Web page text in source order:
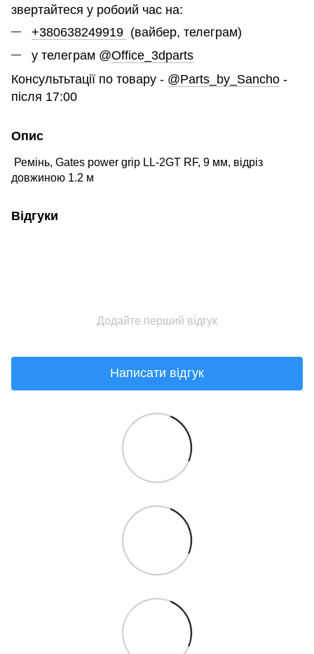
звертайтеся у робоий час на:
+380638249919 (вайбер, телеграм)
у телеграм @Office_3dparts
Консультьтації по товару - @Parts_by_Sancho -
після 17:00
Опис
Ремінь, Gates power grip LL-2GT RF, 9 мм, відріз
довжиною 1.2 м
Відгуки
Додайте перший відгук
Написати відгук